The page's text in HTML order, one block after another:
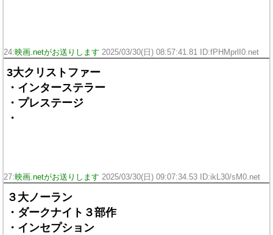
24:映画.netがお送りします 2025/03/30(日) 08:57:41.81 ID:fPHMprlI0.net
3大クリストファー
・インターステラー
・プレステージ
・
27:映画.netがお送りします 2025/03/30(日) 09:07:34.53 ID:ikL30/sM0.net
３大ノーラン
・ダークナイト３部作
・インセプション